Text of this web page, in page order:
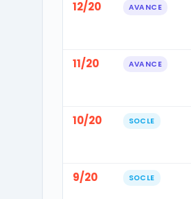
12/20 AVANCE
11/20 AVANCE
10/20 SOCLE
9/20 SOCLE